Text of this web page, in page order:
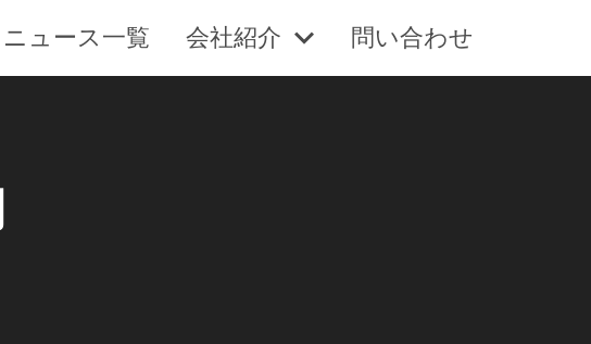
ニュース一覧 会社紹介 問い合わせ